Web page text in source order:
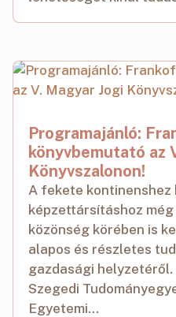
Programajánló:
könyvbemutató az
Könyvszalonon!
A fekete kontinenshez
képzettársításhoz
közönség körében is
alapos és részletes
gazdasági
Szegedi
Egyetemi...